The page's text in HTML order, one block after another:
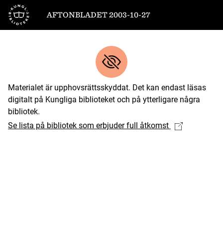
Till startsidan
AFTONBLADET 2003-10-27
Materialet är upphovsrättsskyddat. Det kan endast läsas
digitalt på Kungliga biblioteket och på ytterligare några
bibliotek.
Se lista på bibliotek som erbjuder full åtkomst